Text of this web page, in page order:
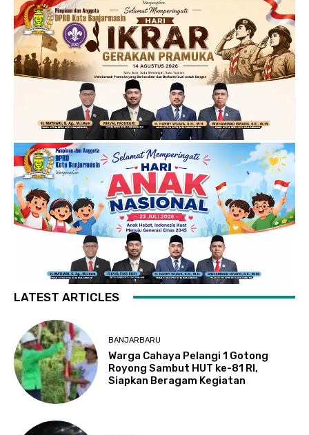
LATEST ARTICLES
BANJARBARU
Warga Cahaya Pelangi 1 Gotong
Royong Sambut HUT ke-81 RI,
Siapkan Beragam Kegiatan